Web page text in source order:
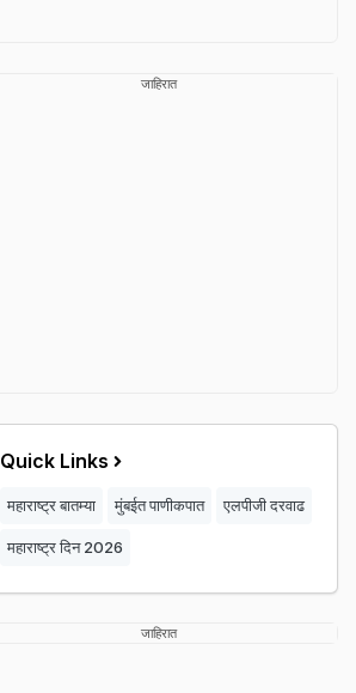
जाहिरात
Quick Links
महाराष्ट्र बातम्या मुंबईत पाणीकपात एलपीजी दरवाढ
महाराष्ट्र दिन 2026
जाहिरात